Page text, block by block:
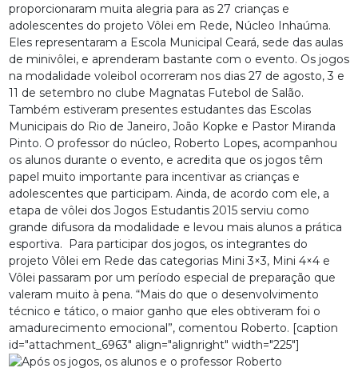
proporcionaram muita alegria para as 27 crianças e
adolescentes do projeto Vôlei em Rede, Núcleo Inhaúma.
Eles representaram a Escola Municipal Ceará, sede das aulas
de minivôlei, e aprenderam bastante com o evento. Os jogos
na modalidade voleibol ocorreram nos dias 27 de agosto, 3 e
11 de setembro no clube Magnatas Futebol de Salão.
Também estiveram presentes estudantes das Escolas
Municipais do Rio de Janeiro, João Kopke e Pastor Miranda
Pinto. O professor do núcleo, Roberto Lopes, acompanhou
os alunos durante o evento, e acredita que os jogos têm
papel muito importante para incentivar as crianças e
adolescentes que participam. Ainda, de acordo com ele, a
etapa de vôlei dos Jogos Estudantis 2015 serviu como
grande difusora da modalidade e levou mais alunos a prática
esportiva. Para participar dos jogos, os integrantes do
projeto Vôlei em Rede das categorias Mini 3×3, Mini 4×4 e
Vôlei passaram por um período especial de preparação que
valeram muito à pena. “Mais do que o desenvolvimento
técnico e tático, o maior ganho que eles obtiveram foi o
amadurecimento emocional”, comentou Roberto. [caption
id="attachment_6963" align="alignright" width="225"]